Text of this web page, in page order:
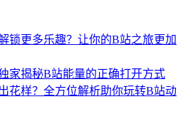
锁更多乐趣？让你的B站之旅更加
家揭秘B站能量的正确打开方式
花样？全方位解析助你玩转B站动